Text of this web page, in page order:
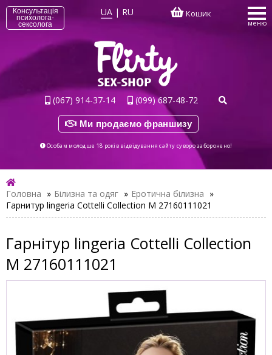
Консультація
психолога-
сексолога
UA | RU Кошик
меню
(067) 914-37-14 (099) 687-48-72
Ми продаємо франшизу
Особам молодше 18 років відвідування сайту суворо заборонено!
Головна » Білизна та одяг » Еротична білизна »
Гарнитур lingeria Cottelli Collection M 27160111021
Гарнітур lingeria Cottelli Collection
M 27160111021